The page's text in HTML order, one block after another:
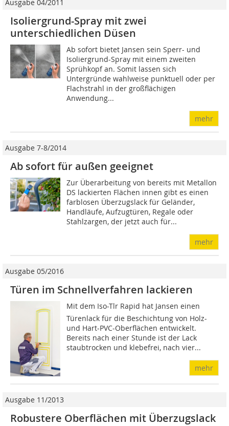
Ausgabe 04/2011
Isoliergrund-Spray mit zwei
unterschiedlichen Düsen
Ab sofort bietet Jansen sein Sperr- und
Isoliergrund-Spray mit einem zweiten
Sprühkopf an. Somit lassen sich
Untergründe wahlweise punktuell oder per
Flachstrahl in der großflächigen
Anwendung...
mehr
Ausgabe 7-8/2014
Ab sofort für außen geeignet
Zur Überarbeitung von bereits mit Metallon
DS lackierten Flächen innen gibt es einen
farblosen Überzugslack für Geländer,
Handläufe, Aufzugtüren, Regale oder
Stahlzargen, der jetzt auch für...
mehr
Ausgabe 05/2016
Türen im Schnellverfahren lackieren
Mit dem Iso-Tlr Rapid hat Jansen einen
Türenlack für die Beschichtung von Holz-
und Hart-PVC-Oberflächen entwickelt.
Bereits nach einer Stunde ist der Lack
staubtrocken und klebefrei, nach vier...
mehr
Ausgabe 11/2013
Robustere Oberflächen mit Überzugslack